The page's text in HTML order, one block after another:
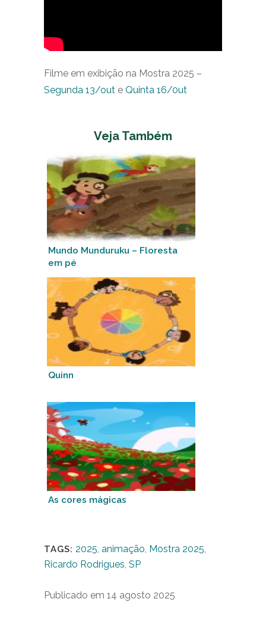
Filme em exibição na Mostra 2025 –
Segunda 13/out e Quinta 16/0ut
Veja Também
Mundo Munduruku – Floresta
em pé
Quinn
As cores mágicas
TAGS: 2025, animação, Mostra 2025,
Ricardo Rodrigues, SP
Publicado em 14 agosto 2025